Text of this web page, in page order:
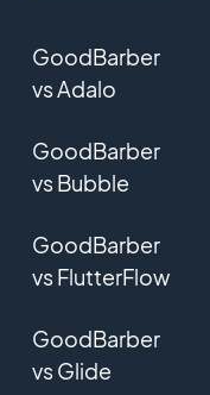
GoodBarber
vs Adalo
GoodBarber
vs Bubble
GoodBarber
vs FlutterFlow
GoodBarber
vs Glide